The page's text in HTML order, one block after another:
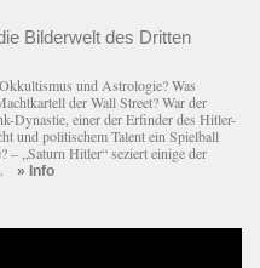
Bilderwelt des Dritten
und Astrologie? Was
der Wall Street? War der
Dynastie, einer der Erfinder des Hitler-
und politischem Talent ein Spielball
„Saturn Hitler“ seziert einige der
» Info